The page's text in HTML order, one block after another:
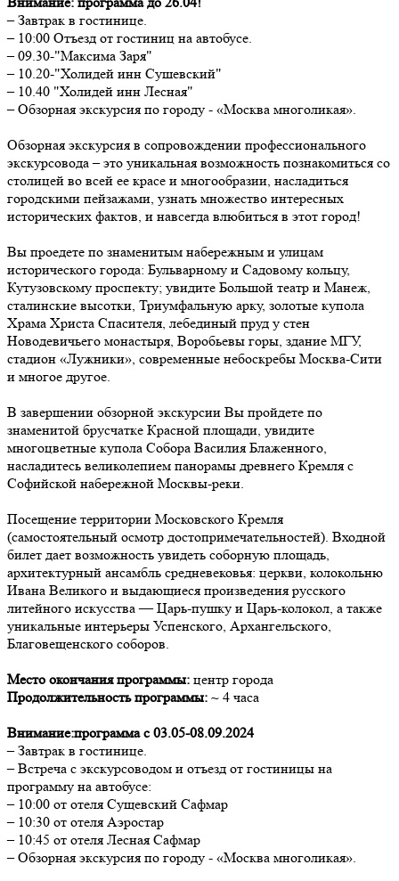
– Завтрак в гостинице.
– 10:00 Отъезд от гостиниц на автобусе.
– 09.30-"Максима Заря"
– 10.20-"Холидей инн Сушевский"
– 10.40 "Холидей инн Лесная"
– Обзорная экскурсия по городу - «Москва многоликая».
Обзорная экскурсия в сопровождении профессионального
экскурсовода – это уникальная возможность познакомиться со
столицей во всей ее красе и многообразии, насладиться
городскими пейзажами, узнать множество интересных
исторических фактов, и навсегда влюбиться в этот город!
Вы проедете по знаменитым набережным и улицам
исторического города: Бульварному и Садовому кольцу,
Кутузовскому проспекту; увидите Большой театр и Манеж,
сталинские высотки, Триумфальную арку, золотые купола
Храма Христа Спасителя, лебединый пруд у стен
Новодевичьего монастыря, Воробьевы горы, здание МГУ,
стадион «Лужники», современные небоскребы Москва-Сити
и многое другое.
В завершении обзорной экскурсии Вы пройдете по
знаменитой брусчатке Красной площади, увидите
многоцветные купола Собора Василия Блаженного,
насладитесь великолепием панорамы древнего Кремля с
Софийской набережной Москвы-реки.
Посещение территории Московского Кремля
(самостоятельный осмотр достопримечательностей). Входной
билет дает возможность увидеть соборную площадь,
архитектурный ансамбль средневековья: церкви, колокольню
Ивана Великого и выдающиеся произведения русского
литейного искусства — Царь-пушку и Царь-колокол, а также
уникальные интерьеры Успенского, Архангельского,
Благовещенского соборов.
Место окончания программы: центр города
Продолжительность программы: ~ 4 часа
Внимание:программа с 03.05-08.09.2024
– Завтрак в гостинице.
– Встреча с экскурсоводом и отъезд от гостиницы на
программу на автобусе:
– 10:00 от отеля Сущевский Сафмар
– 10:30 от отеля Аэростар
– 10:45 от отеля Лесная Сафмар
– Обзорная экскурсия по городу - «Москва многоликая».